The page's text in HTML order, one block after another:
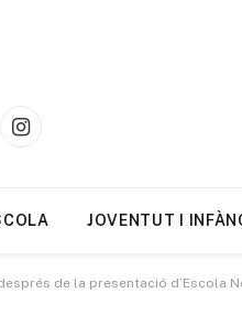
Instagram
JOVENTUT I
de la presentació d’Escola